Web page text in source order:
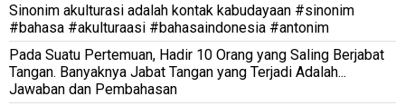
Sinonim akulturasi adalah kontak kabudayaan #sinonim
#bahasa #akulturaasi #bahasaindonesia #antonim
Pada Suatu Pertemuan, Hadir 10 Orang yang Saling Berjabat
Tangan. Banyaknya Jabat Tangan yang Terjadi Adalah...
Jawaban dan Pembahasan